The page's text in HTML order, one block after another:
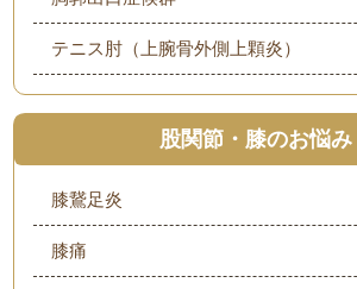
テニス肘（上腕骨外側上顆炎）
股関節・膝のお悩み
膝鵞足炎
膝痛